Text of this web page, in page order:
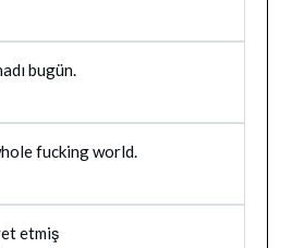
bugün.
fucking world.
etmiş